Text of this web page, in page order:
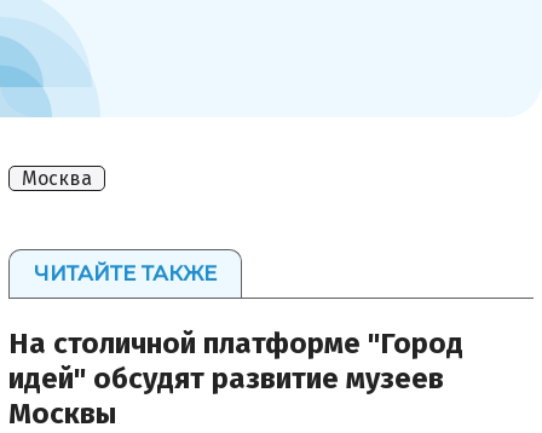
Москва
ЧИТАЙТЕ ТАКЖЕ
На столичной платформе "Город
идей" обсудят развитие музеев
Москвы